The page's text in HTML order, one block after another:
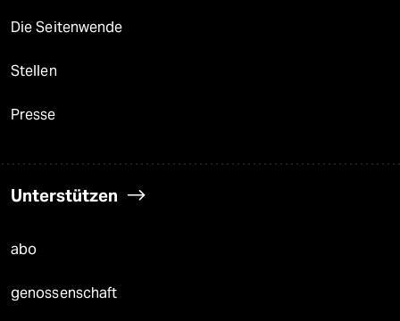
Die Seitenwende
Stellen
Presse
Unterstützen
abo
genossenschaft